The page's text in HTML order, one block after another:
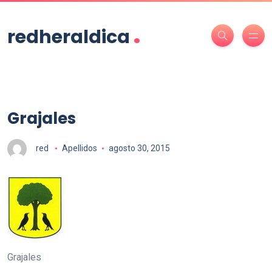
redheraldica .
Grajales
red Apellidos agosto 30, 2015
Grajales